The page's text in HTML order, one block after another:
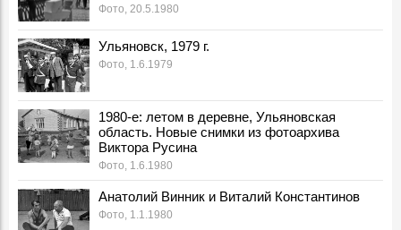
События, 6 Августа 1990
6 августа 1991 г.
События, 6 Августа 1991
Зюганов не в восторге от Ульяновского обкома
События, 6 Августа 1996
Борис Николаевич Ельцин, в 1996 г. Президент РФ:
Воспоминания, 6 Августа 1996
Группа "Чайф" в Речном порту Ульяновска, 2000 г.
Фото, 6 Августа 2000
Встреча в Ульяновске А. Лезина с Олимпиады, 1996 г.
Фото, 6 Августа 1996
Фото, 20.5.1980
Ульяновск, 1979 г.
Фото, 1.6.1979
1980-е: летом в деревне, Ульяновская
область. Новые снимки из фотоархива
Виктора Русина
Фото, 1.6.1980
Анатолий Винник и Виталий Константинов
Фото, 1.1.1980